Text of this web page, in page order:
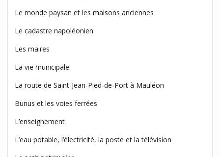
Le monde paysan et les maisons anciennes
Le cadastre napoléonien
Les maires
La vie municipale.
La route de Saint-Jean-Pied-de-Port à Mauléon
Bunus et les voies ferrées
L’enseignement
L’eau potable, l’électricité, la poste et la télévision